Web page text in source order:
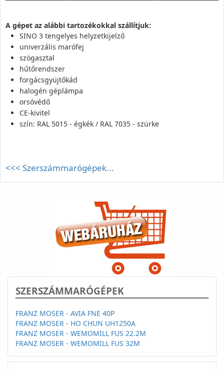
A gépet az alábbi tartozékokkal szállítjuk:
SINO 3 tengelyes helyzetkijelző
univerzális marófej
szögasztal
hűtőrendszer
forgácsgyüjtőkád
halogén géplámpa
orsóvédő
CE-kivitel
szín: RAL 5015 - égkék / RAL 7035 - szürke
<<< Szerszámmarógépek...
SZERSZÁMMARÓGÉPEK
FRANZ MOSER - AVIA FNE 40P
FRANZ MOSER - HO CHUN UH1250A
FRANZ MOSER - WEMOMILL FUS 22.2M
FRANZ MOSER - WEMOMILL FUS 32M